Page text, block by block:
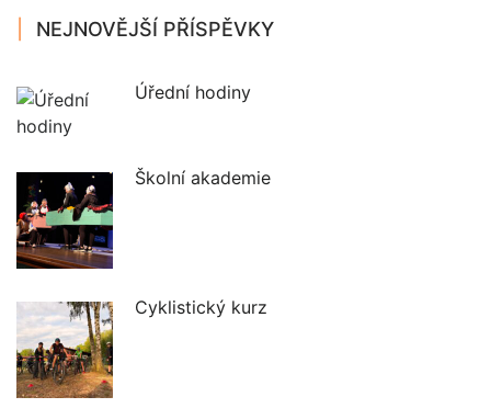
NEJNOVĚJŠÍ PŘÍSPĚVKY
Úřední hodiny
Školní akademie
Cyklistický kurz